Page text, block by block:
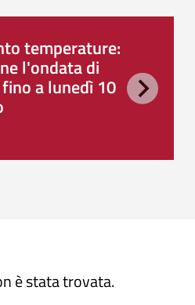
temperature:
l'ondata di
a lunedì 10
è stata trovata.